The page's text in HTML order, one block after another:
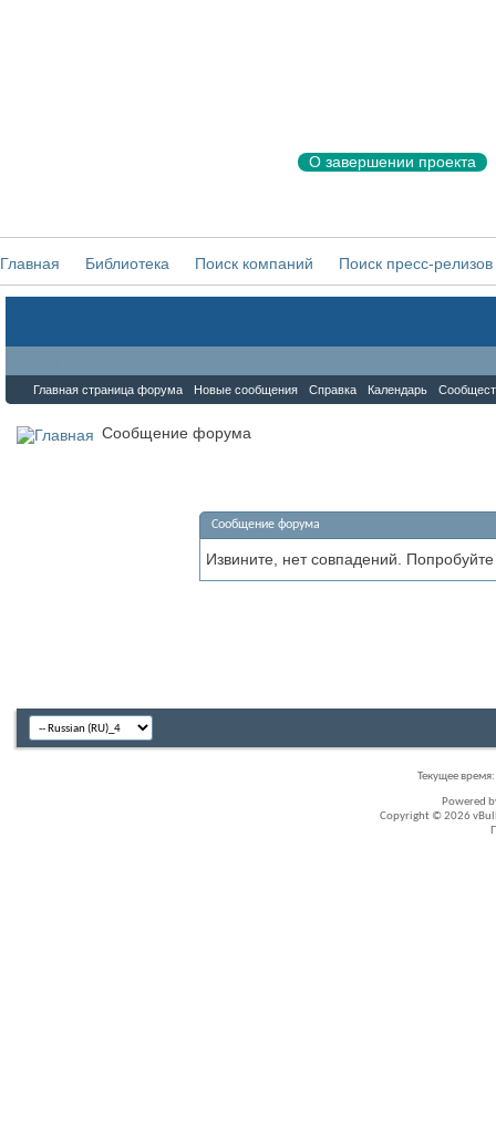
О завершении проекта
Главная Библиотека Поиск компаний Поиск пресс-релизов
Главная страница форума Новые сообщения Справка Календарь
Сообщение форума
Сообщение форума
Извините, нет совпадений.
Текущее время:
Powered
Copyright © 2026